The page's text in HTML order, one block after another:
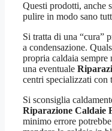
Questi prodotti, anche
pulire in modo sano
Si tratta di una “cura”
a condensazione.
propria caldaia
una eventuale
centri specializzati
Si sconsiglia
Riparazione Caldaie
minimo errore